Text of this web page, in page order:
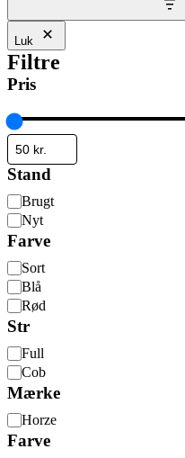
Luk
Filtre
Pris
Stand
StandBrugt
Nyt
Farve
Farve
Sort
Blå
Rød
Str
StrFull
Cob
Mærke
Mærke
Horze
Farve